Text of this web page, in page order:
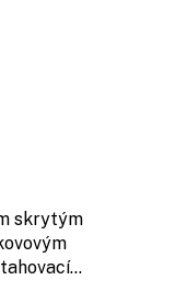
skrytým